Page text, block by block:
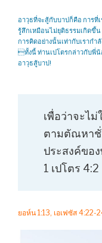
อาวุธที่จะสู้กับบาปก็คือ การที่
รู้สึกเหมือนไม่ยุติธรรมเกิดขึ้น
การคิดอย่างนั้นเท่ากับเราก
ทั้งนี้ ท่านเปโตรกล่าวกับพี่น้
อาวุธสู้บาป!
เพื่อว่าจะไ
ตามตัณหาชั่
ประสงค์ของ
1 เปโตร 4:2
ยอห์น 1:13, เอเฟซัส